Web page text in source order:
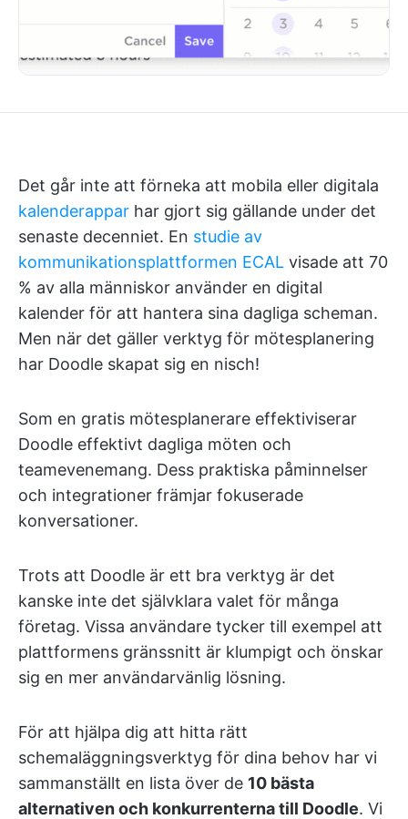
Det går inte att förneka att mobila eller digitala
kalenderappar har gjort sig gällande under det
senaste decenniet. En studie av
kommunikationsplattformen ECAL visade att 70
% av alla människor använder en digital
kalender för att hantera sina dagliga scheman.
Men när det gäller verktyg för mötesplanering
har Doodle skapat sig en nisch!
Som en gratis mötesplanerare effektiviserar
Doodle effektivt dagliga möten och
teamevenemang. Dess praktiska påminnelser
och integrationer främjar fokuserade
konversationer.
Trots att Doodle är ett bra verktyg är det
kanske inte det självklara valet för många
företag. Vissa användare tycker till exempel att
plattformens gränssnitt är klumpigt och önskar
sig en mer användarvänlig lösning.
För att hjälpa dig att hitta rätt
schemaläggningsverktyg för dina behov har vi
sammanställt en lista över de 10 bästa
alternativen och konkurrenterna till Doodle. Vi